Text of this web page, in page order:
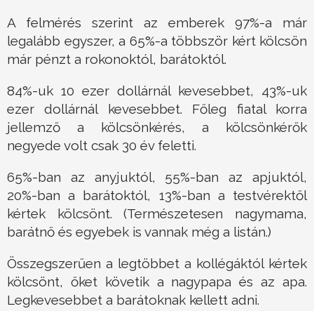
A felmérés szerint az emberek 97%-a már
legalább egyszer, a 65%-a többször kért kölcsön
már pénzt a rokonoktól, barátoktól.
84%-uk 10 ezer dollárnál kevesebbet, 43%-uk
ezer dollárnál kevesebbet. Főleg fiatal korra
jellemző a kölcsönkérés, a kölcsönkérők
negyede volt csak 30 év feletti.
65%-ban az anyjuktól, 55%-ban az apjuktól,
20%-ban a barátoktól, 13%-ban a testvérektől
kértek kölcsönt. (Természetesen nagymama,
barátnő és egyebek is vannak még a listán.)
Összegszerűen a legtöbbet a kollégáktól kértek
kölcsönt, őket követik a nagypapa és az apa.
Legkevesebbet a barátoknak kellett adni.